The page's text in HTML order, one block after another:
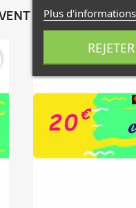
VOUS INTÉRESSER
Plus d'informations